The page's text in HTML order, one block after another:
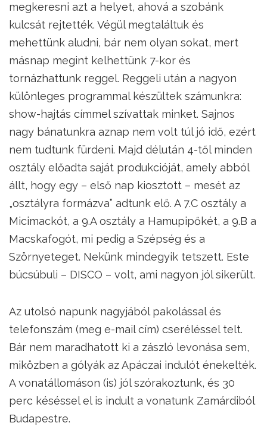
megkeresni azt a helyet, ahová a szobánk
kulcsát rejtették. Végül megtaláltuk és
mehettünk aludni, bár nem olyan sokat, mert
másnap megint kelhettünk 7-kor és
tornázhattunk reggel. Reggeli után a nagyon
különleges programmal készültek számunkra:
show-hajtás címmel szívattak minket. Sajnos
nagy bánatunkra aznap nem volt túl jó idő, ezért
nem tudtunk fürdeni. Majd délután 4-től minden
osztály előadta saját produkcióját, amely abból
állt, hogy egy – első nap kiosztott – mesét az
„osztályra formázva” adtunk elő. A 7.C osztály a
Micimackót, a 9.A osztály a Hamupipőkét, a 9.B a
Macskafogót, mi pedig a Szépség és a
Szörnyeteget. Nekünk mindegyik tetszett. Este
búcsúbuli – DISCO – volt, ami nagyon jól sikerült.
Az utolsó napunk nagyjából pakolással és
telefonszám (meg e-mail cím) cseréléssel telt.
Bár nem maradhatott ki a zászló levonása sem,
miközben a gólyák az Apáczai indulót énekelték.
A vonatállomáson (is) jól szórakoztunk, és 30
perc késéssel el is indult a vonatunk Zamárdiból
Budapestre.